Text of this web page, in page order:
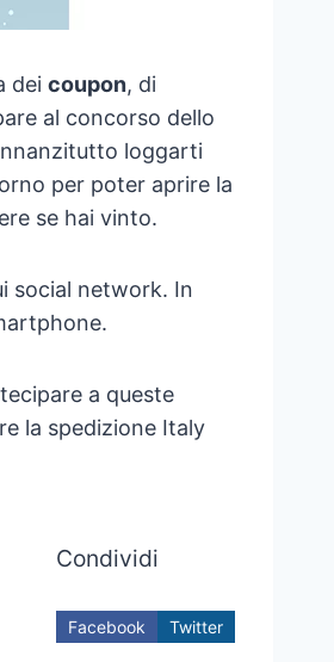
dei coupon, di
al concorso dello
loggarti
per poter aprire la
se hai vinto.
social network. In
a queste
la spedizione Italy
Condividi
Facebook Twitter